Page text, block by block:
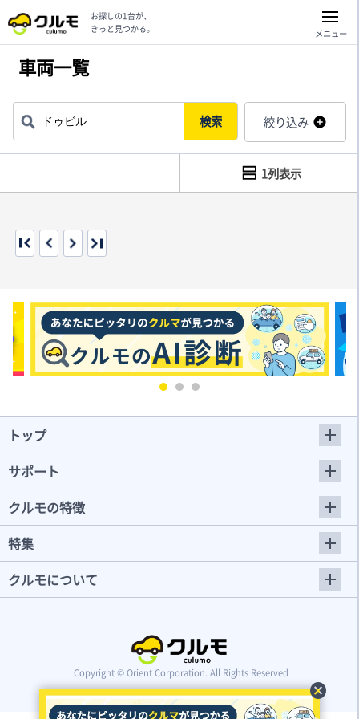
cancel
お探しの1台が、
きっと見つかる。
メニュー
車両一覧
検索 絞り込み
1列表示
トップ
サポート
クルモの特徴
特集
クルモについて
Copyright © Orient Corporation. All Rights Reserved